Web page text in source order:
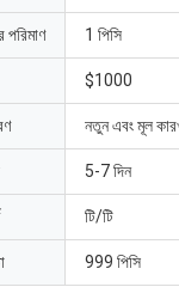
পরিমাণ 1 পিসি
$1000
নতুন এবং মূল
5-7 দিন
টি/টি
999 পিসি